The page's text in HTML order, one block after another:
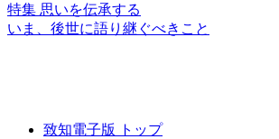
特集 思いを伝承する
いま、後世に語り継ぐべきこと
致知電子版 トップ